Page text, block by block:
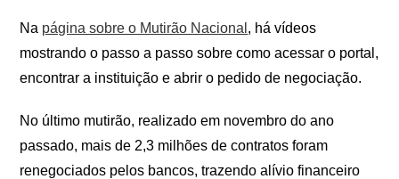
Na página sobre o Mutirão Nacional , há vídeos
mostrando o passo a passo sobre como acessar o portal,
encontrar a instituição e abrir o pedido de negociação.
No último mutirão, realizado em novembro do ano
passado, mais de 2,3 milhões de contratos foram
renegociados pelos bancos, trazendo alívio financeiro